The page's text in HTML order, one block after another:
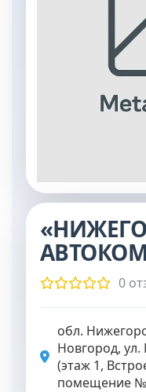
0
обл.
Новгород,
(этаж 1,
помещение